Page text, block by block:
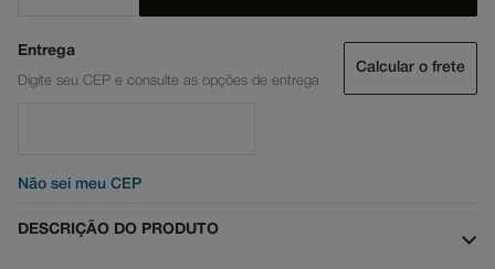
Não sei meu CEP
Calcular o frete
DESCRIÇÃO DO PRODUTO